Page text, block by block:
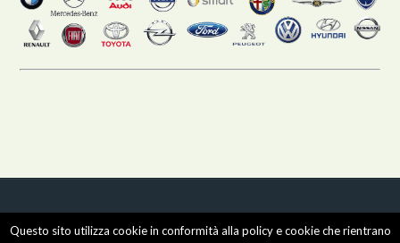
COPYRIGHT © 2011- 2026 by -Realizzazione siti internet
-
Questo sito utilizza cookie in conformità alla policy e cookie che rientrano